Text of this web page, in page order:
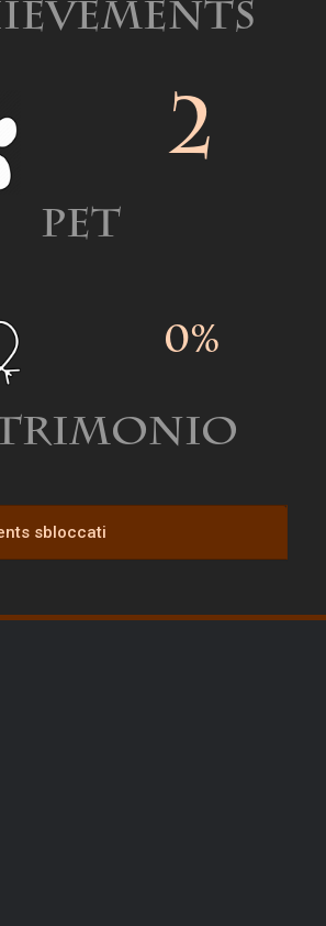
2
Pet
0%
sbloccati